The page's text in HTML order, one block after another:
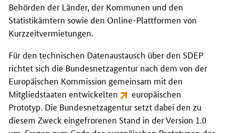
Behörden der Länder, der Kommunen und den
Statistikämtern sowie den Online-Plattformen von
Kurzzeitvermietungen.
Für den technischen Datenaustausch über den SDEP
richtet sich die Bundesnetzagentur nach dem von der
Europäischen Kommission gemeinsam mit den
Mitgliedstaaten entwickelten
europäischen
Prototyp. Die Bundesnetzagentur setzt dabei den zu
diesem Zweck eingefrorenen Stand in der Version 1.0